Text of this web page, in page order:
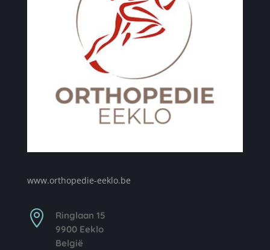
www.orthopedie-eeklo.be

Ringlaan 15
9900 Eeklo
België